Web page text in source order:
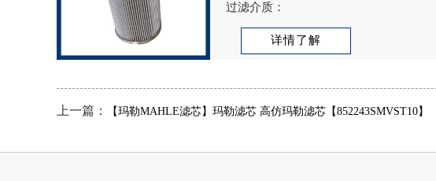
过滤介质：
详情了解
上一篇： 【玛勒MAHLE滤芯】玛勒滤芯 高仿玛勒滤芯【852243SMVST10】